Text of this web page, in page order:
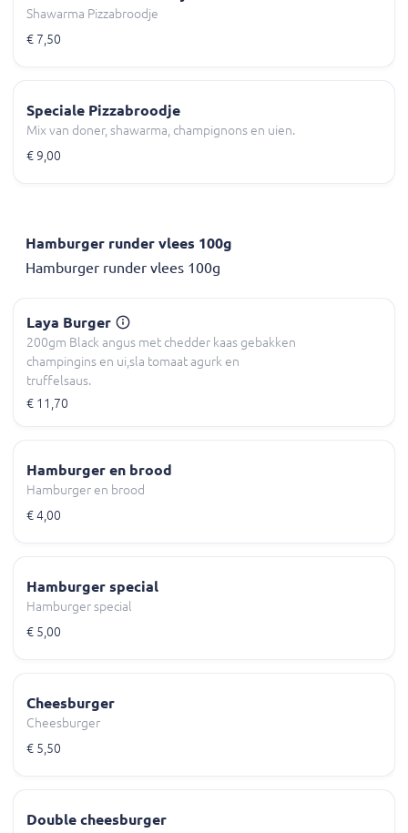
Shawarma Pizzabroodje
€ 7,50
Speciale Pizzabroodje
Mix van doner, shawarma, champignons en uien.
€ 9,00
Hamburger runder vlees 100g
Hamburger runder vlees 100g
Laya Burger
200gm Black angus met chedder kaas gebakken
champingins en ui,sla tomaat agurk en
truffelsaus.
€ 11,70
Hamburger en brood
Hamburger en brood
€ 4,00
Hamburger special
Hamburger special
€ 5,00
Cheesburger
Cheesburger
€ 5,50
Double cheesburger